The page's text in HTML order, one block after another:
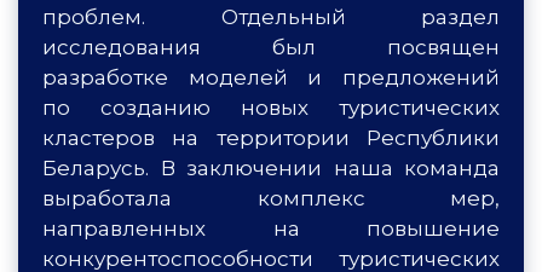
проблем. Отдельный раздел
исследования был посвящен
разработке моделей и предложений
по созданию новых туристических
кластеров на территории Республики
Беларусь. В заключении наша команда
выработала комплекс мер,
направленных на повышение
конкурентоспособности туристических